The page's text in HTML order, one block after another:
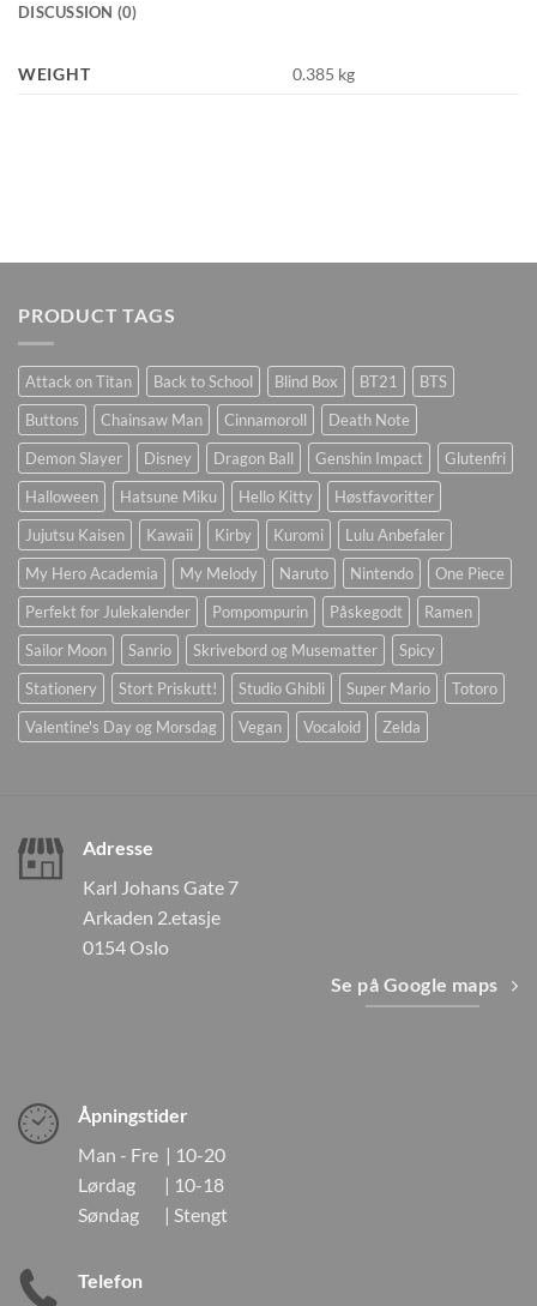
DISCUSSION (0)
WEIGHT 0.385 kg
PRODUCT TAGS
Attack on Titan Back to School Blind Box BT21
BTS
Buttons
Chainsaw Man Cinnamoroll
Death Note
Demon Slayer
Disney Dragon Ball Genshin Impact
Glutenfri
Halloween
Hatsune Miku Hello Kitty
Høstfavoritter
Jujutsu Kaisen
Kawaii Kirby Kuromi
Lulu Anbefaler
My Hero Academia
My Melody Naruto Nintendo
One Piece
Perfekt for Julekalender
Pompompurin Påskegodt
Ramen
Sailor Moon
Sanrio Skrivebord og Musematter
Spicy
Stationery
Stort Priskutt! Studio Ghibli Super Mario
Totoro
Valentine's Day og Morsdag
Vegan Vocaloid Zelda
Adresse
Karl Johans Gate 7
Arkaden 2.etasje
0154 Oslo
Se på Google maps
Åpningstider
Man - Fre | 10-20
Lørdag | 10-18
Søndag | Stengt
Telefon